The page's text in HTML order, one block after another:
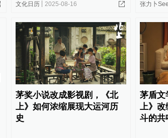
文化日历 2025-08-16 张力卜
茅奖小说改成影视剧，《北
上》如何浓缩展现大运河历
史
茅盾文
上》改
斗的共